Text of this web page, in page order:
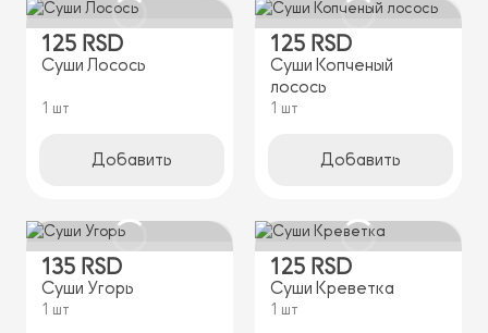
125 RSD
Суши Лосось
1 шт
Добавить
125 RSD
Суши Копченый
лосось
1 шт
Добавить
135 RSD
Суши Угорь
1 шт
125 RSD
Суши Креветка
1 шт